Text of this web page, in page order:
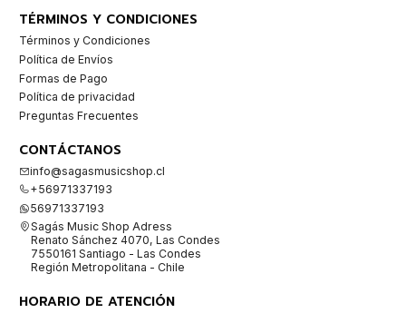
TÉRMINOS Y CONDICIONES
Términos y Condiciones
Política de Envíos
Formas de Pago
Política de privacidad
Preguntas Frecuentes
CONTÁCTANOS
info@sagasmusicshop.cl
+56971337193
56971337193
Sagás Music Shop Adress
Renato Sánchez 4070, Las Condes
7550161 Santiago - Las Condes
Región Metropolitana - Chile
HORARIO DE ATENCIÓN